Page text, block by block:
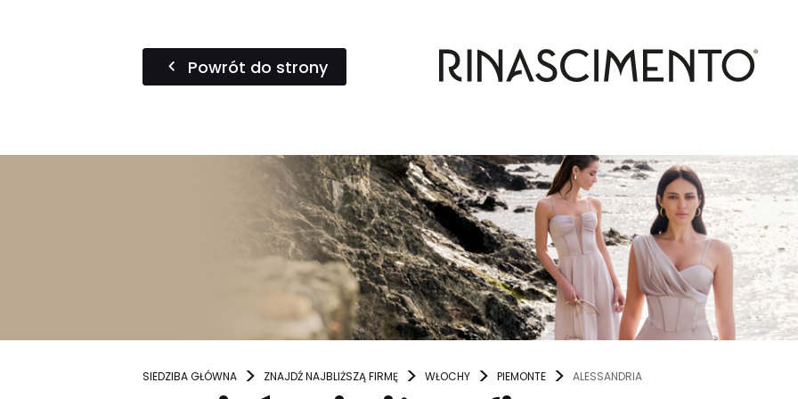
Powrót do strony
SIEDZIBA GŁÓWNA ZNAJDŹ NAJBLIŻSZĄ FIRMĘ WŁOCHY PIEMONTE ALESSANDRIA